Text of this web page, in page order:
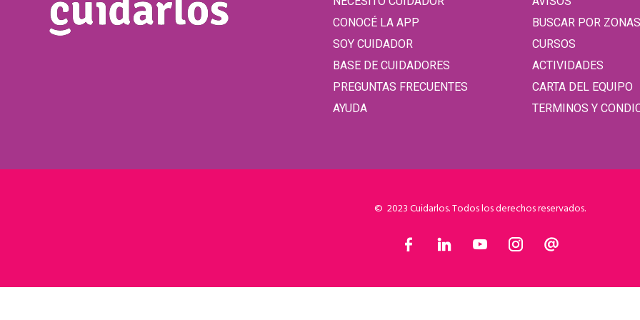
CONOCÉ LA APP
SOY CUIDADOR
BASE DE CUIDADORES
PREGUNTAS FRECUENTES
AYUDA
BUSCAR POR ZONAS
CURSOS
ACTIVIDADES
CARTA DEL EQUIPO
TERMINOS Y
© 2023 Cuidarlos. Todos los derechos reservados.